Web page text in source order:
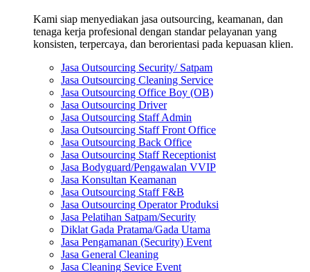
Kami siap menyediakan jasa outsourcing, keamanan, dan
tenaga kerja profesional dengan standar pelayanan yang
konsisten, terpercaya, dan berorientasi pada kepuasan klien.
Jasa Outsourcing Security/ Satpam
Jasa Outsourcing Cleaning Service
Jasa Outsourcing Office Boy (OB)
Jasa Outsourcing Driver
Jasa Outsourcing Staff Admin
Jasa Outsourcing Staff Front Office
Jasa Outsourcing Back Office
Jasa Outsourcing Staff Receptionist
Jasa Bodyguard/Pengawalan VVIP
Jasa Konsultan Keamanan
Jasa Outsourcing Staff F&B
Jasa Outsourcing Operator Produksi
Jasa Pelatihan Satpam/Security
Diklat Gada Pratama/Gada Utama
Jasa Pengamanan (Security) Event
Jasa General Cleaning
Jasa Cleaning Sevice Event